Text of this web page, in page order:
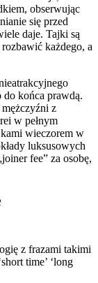
obserwując
się przed
daje. Tajki są
każdego, a
do końca prawdą.
z
w pełnym
wieczorem w
luksusowych
fee” za osobę,
z frazami takimi
time’ ‘long